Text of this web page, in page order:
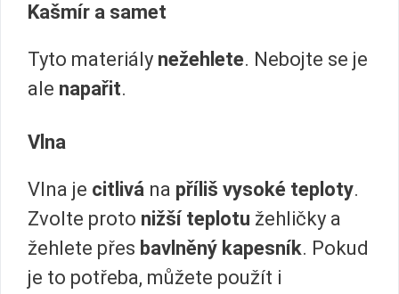
Kašmír a samet
Tyto materiály nežehlete. Nebojte se je
ale napařit.
Vlna
Vlna je citlivá na příliš vysoké teploty.
Zvolte proto nižší teplotu žehličky a
žehlete přes bavlněný kapesník. Pokud
je to potřeba, můžete použít i